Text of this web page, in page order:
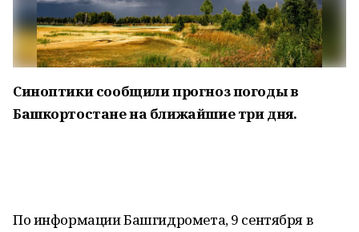
Синоптики сообщили прогноз погоды в
Башкортостане на ближайшие три дня.
По информации Башгидромета, 9 сентября в